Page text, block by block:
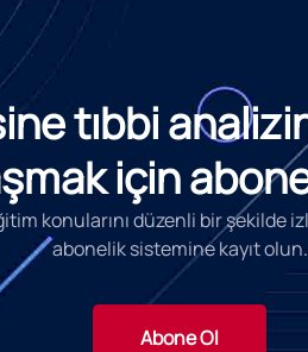
tıbbi
için
konularını düzenli bir şekilde
abonelik sistemine kayıt olun.
Abone Ol